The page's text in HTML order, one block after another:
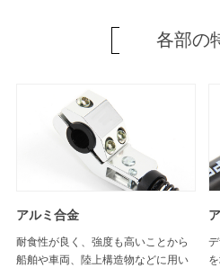
各部の
アルミ合金
耐食性が良く、強度も高いことから
船舶や車両、陸上構造物などに用い